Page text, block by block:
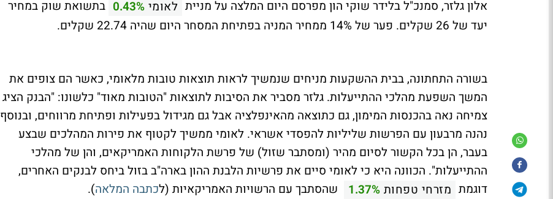
אלון גלזר, סמנכ"ל בלידר שוקי הון מפרסם היום המלצה על מניית לאומי 0.43% בתשואת שוק במחיר
יעד של 26 שקלים. פער של 14% ממחיר המניה בפתיחת המסחר היום שהיה 22.74 שקלים.
בשורה התחתונה, בבית ההשקעות מניחים שנמשיך לראות תוצאות טובות מלאומי, כאשר הם צופים את
המשך השפעת מהלכי ההתייעלות. גלזר מסביר את הסיבות לתוצאות "הטובות מאוד" כלשונו: "הבנק הציג
צמיחה נאה בהכנסות המימון, גם כתוצאה מהאינפלציה אבל גם מגידול בפעילות ופתיחת מרווחים, ובנוסף
נהנה מרבעון עם הפרשות שליליות להפסדי אשראי. לאומי ממשיך לקטוף את פירות המהלכים שבצע
בעבר, הן בכל הקשור לסיום מהיר (ומסתבר שזול) של פרשת הלקוחות האמריקאים, והן של מהלכי
ההתייעלות". הכוונה היא כי לאומי סיים את פרשיות הלבנת ההון בארה"ב בזול ביחס לבנקים האחרים,
דוגמת מזרחי טפחות 1.37% שהסתבך עם הרשויות האמריקאיות (לכתבה המלאה).